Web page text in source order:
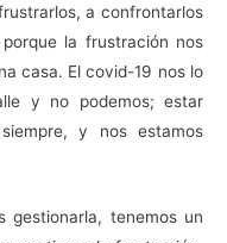
a confrontarlos
la frustración nos
casa. El covid-19 nos lo
y no podemos; estar
y nos estamos
gestionarla, tenemos un